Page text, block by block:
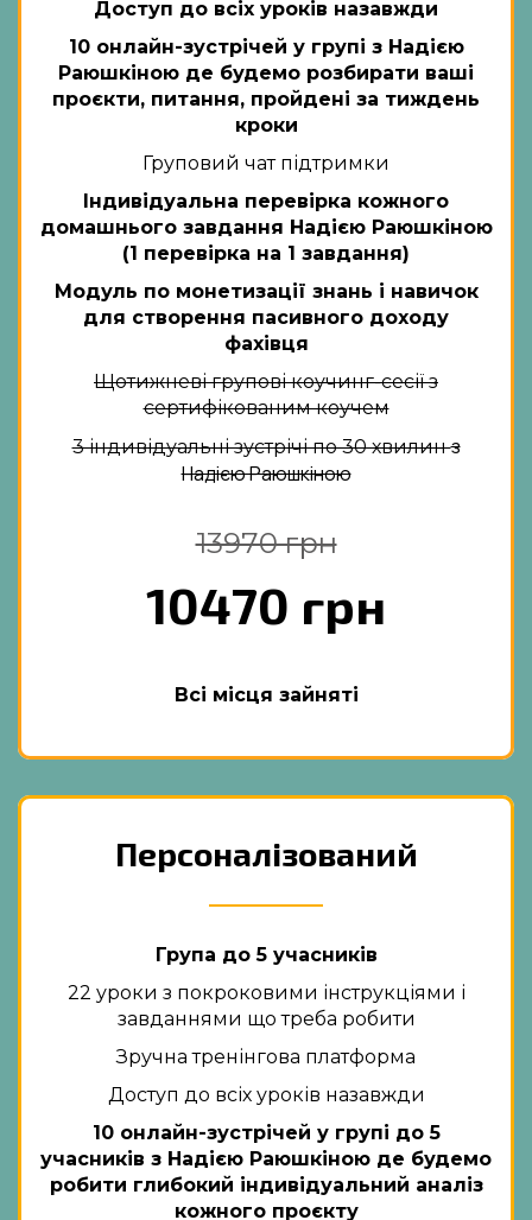
Доступ до всіх уроків назавжди
10 онлайн-зустрічей у групі з Надією
Раюшкіною де будемо розбирати ваші
проєкти, питання, пройдені за тиждень
кроки
Груповий чат підтримки
Індивідуальна перевірка кожного
домашнього завдання Надією Раюшкіною
(1 перевірка на 1 завдання)
Модуль по монетизації знань і навичок
для створення пасивного доходу
фахівця
Щотижневі групові коучинг-сесії з
сертифікованим коучем
3 індивідуальні зустрічі по 30 хвилинз
Надією Раюшкіною
13970 грн
10470 грн
Всі місця зайняті
Персоналізований
Група до 5 учасників
22 уроки з покроковими інструкціями і
завданнями що треба робити
Зручна тренінгова платформа
Доступ до всіх уроків назавжди
10 онлайн-зустрічей у групі до 5
учасників з Надією Раюшкіною де будемо
робити глибокий індивідуальний аналіз
кожного проєкту